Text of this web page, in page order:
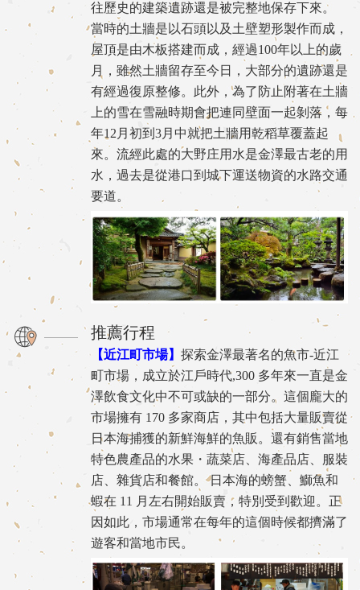
往歷史的建築遺跡還是被完整地保存下來。
當時的土牆是以石頭以及土壁塑形製作而成，
屋頂是由木板搭建而成，經過100年以上的歲
月，雖然土牆留存至今日，大部分的遺跡還是
有經過復原整修。此外，為了防止附著在土牆
上的雪在雪融時期會把連同壁面一起剝落，每
年12月初到3月中就把土牆用乾稻草覆蓋起
來。流經此處的大野庄用水是金澤最古老的用
水，過去是從港口到城下運送物資的水路交通
要道。
推薦行程
【近江町市場】 探索金澤最著名的魚市-近江
町市場，成立於江戶時代,300 多年來一直是金
澤飲食文化中不可或缺的一部分。這個龐大的
市場擁有 170 多家商店，其中包括大量販賣從
日本海捕獲的新鮮海鮮的魚販。還有銷售當地
特色農產品的水果・蔬菜店、海產品店、服裝
店、雜貨店和餐館。 日本海的螃蟹、鰤魚和
蝦在 11 月左右開始販賣，特別受到歡迎。正
因如此，市場通常在每年的這個時候都擠滿了
遊客和當地市民。